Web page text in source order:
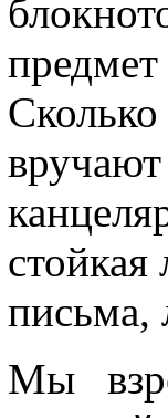
Сколько
письма,
Мы